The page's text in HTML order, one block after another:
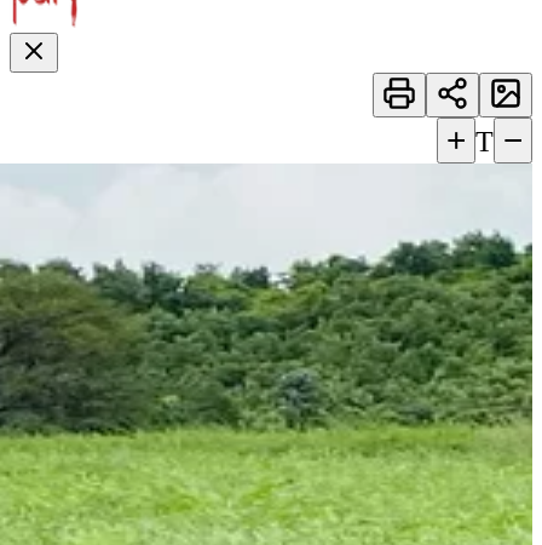
−
T
+